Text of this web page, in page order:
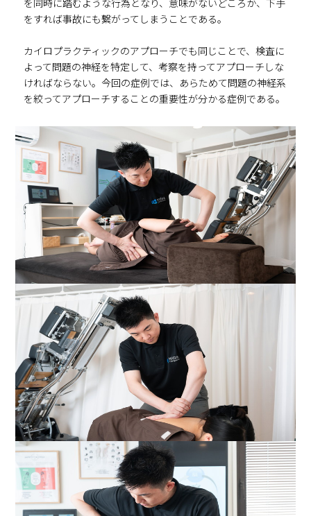
を同時に踏むような行為となり、意味がないどころか、下手
をすれば事故にも繋がってしまうことである。
カイロプラクティックのアプローチでも同じことで、検査に
よって問題の神経を特定して、考察を持ってアプローチしな
ければならない。今回の症例では、あらためて問題の神経系
を絞ってアプローチすることの重要性が分かる症例である。